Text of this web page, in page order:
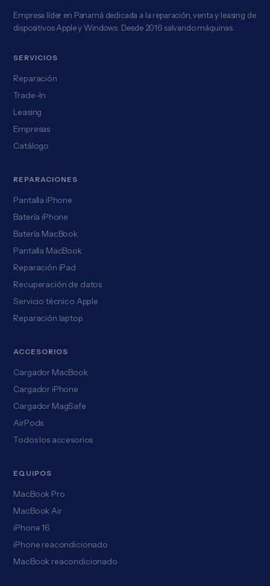
Empresa líder en Panamá dedicada a la reparación, venta y leasing de
dispositivos Apple y Windows. Desde 2016 salvando máquinas.
SERVICIOS
Reparación
Trade-In
Leasing
Empresas
Catálogo
REPARACIONES
Pantalla iPhone
Batería iPhone
Batería MacBook
Pantalla MacBook
Reparación iPad
Recuperación de datos
Servicio técnico Apple
Reparación laptop
ACCESORIOS
Cargador MacBook
Cargador iPhone
Cargador MagSafe
AirPods
Todos los accesorios
EQUIPOS
MacBook Pro
MacBook Air
iPhone 16
iPhone reacondicionado
MacBook reacondicionado